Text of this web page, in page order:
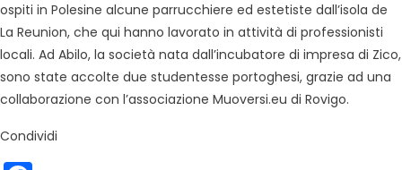
ospiti in Polesine alcune parrucchiere ed estetiste dall’isola de
La Reunion, che qui hanno lavorato in attività di professionisti
locali. Ad Abilo, la società nata dall’incubatore di impresa di Zico,
sono state accolte due studentesse portoghesi, grazie ad una
collaborazione con l’associazione Muoversi.eu di Rovigo.
Condividi